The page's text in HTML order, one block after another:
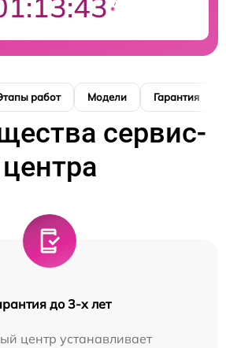
работ Модели Гарантия
сервис-
центра
до 3-х лет
центр устанавливает